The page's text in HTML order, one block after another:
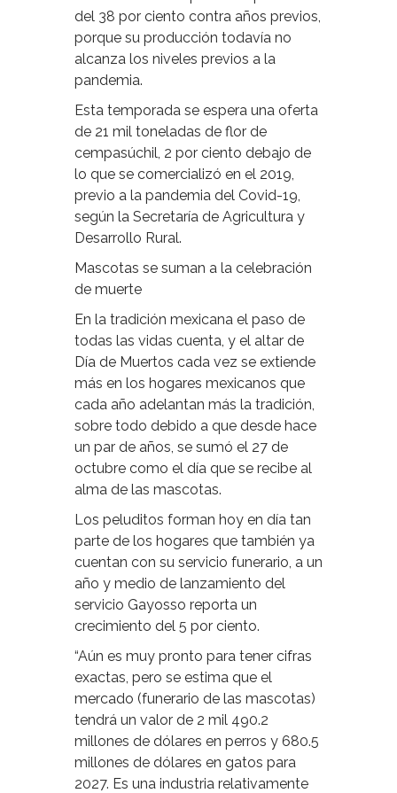
del 38 por ciento contra años previos,
porque su producción todavía no
alcanza los niveles previos a la
pandemia.
Esta temporada se espera una oferta
de 21 mil toneladas de flor de
cempasúchil, 2 por ciento debajo de
lo que se comercializó en el 2019,
previo a la pandemia del Covid-19,
según la Secretaría de Agricultura y
Desarrollo Rural.
Mascotas se suman a la celebración
de muerte
En la tradición mexicana el paso de
todas las vidas cuenta, y el altar de
Día de Muertos cada vez se extiende
más en los hogares mexicanos que
cada año adelantan más la tradición,
sobre todo debido a que desde hace
un par de años, se sumó el 27 de
octubre como el día que se recibe al
alma de las mascotas.
Los peluditos forman hoy en día tan
parte de los hogares que también ya
cuentan con su servicio funerario, a un
año y medio de lanzamiento del
servicio Gayosso reporta un
crecimiento del 5 por ciento.
“Aún es muy pronto para tener cifras
exactas, pero se estima que el
mercado (funerario de las mascotas)
tendrá un valor de 2 mil 490.2
millones de dólares en perros y 680.5
millones de dólares en gatos para
2027. Es una industria relativamente